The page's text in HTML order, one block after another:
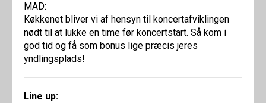
MAD:
Køkkenet bliver vi af hensyn til koncertafviklingen
nødt til at lukke en time før koncertstart. Så kom i
god tid og få som bonus lige præcis jeres
yndlingsplads!
Line up: